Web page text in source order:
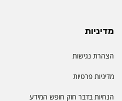
מדיניות
הצהרת נגישות
מדיניות פרטיות
הנחיות בדבר חוק חופש המידע